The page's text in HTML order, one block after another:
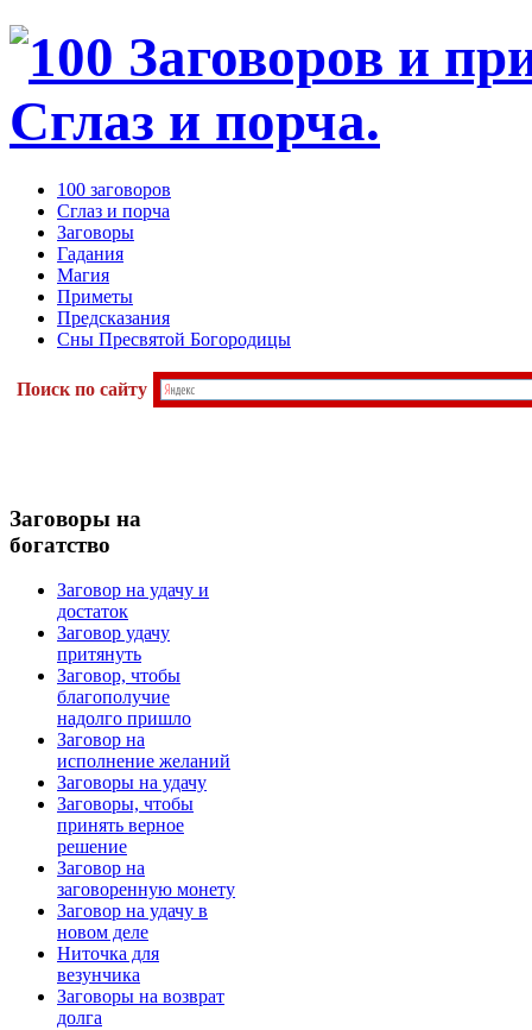
100 заговоров
Сглаз и порча
Заговоры
Гадания
Магия
Приметы
Предсказания
Сны Пресвятой Богородицы
Поиск по сайту
Заговоры на
богатство
Заговор на удачу и
достаток
Заговор удачу
притянуть
Заговор, чтобы
благополучие
надолго пришло
Заговор на
исполнение желаний
Заговоры на удачу
Заговоры, чтобы
принять верное
решение
Заговор на
заговоренную монету
Заговор на удачу в
новом деле
Ниточка для
везунчика
Заговоры на возврат
долга